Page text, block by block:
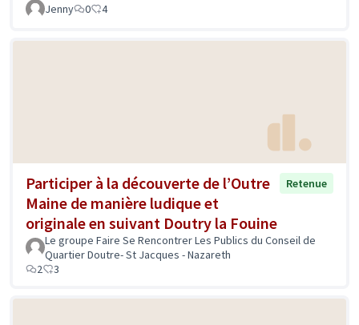
Jenny 0 4
Participer à la découverte de l’Outre
Maine de manière ludique et
originale en suivant Doutry la Fouine
Retenue
Le groupe Faire Se Rencontrer Les Publics du Conseil de
Quartier Doutre- St Jacques - Nazareth
2
3